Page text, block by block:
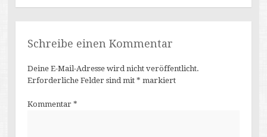
Schreibe einen Kommentar
Deine E-Mail-Adresse wird nicht veröffentlicht.
Erforderliche Felder sind mit * markiert
Kommentar *